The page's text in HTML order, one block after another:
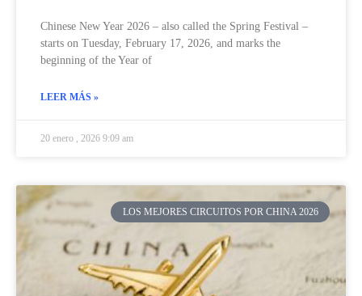
Chinese New Year 2026 – also called the Spring Festival –
starts on Tuesday, February 17, 2026, and marks the
beginning of the Year of
LEER MÁS »
20 enero , 2026 9:09 am
LOS MEJORES CIRCUITOS POR CHINA 2026